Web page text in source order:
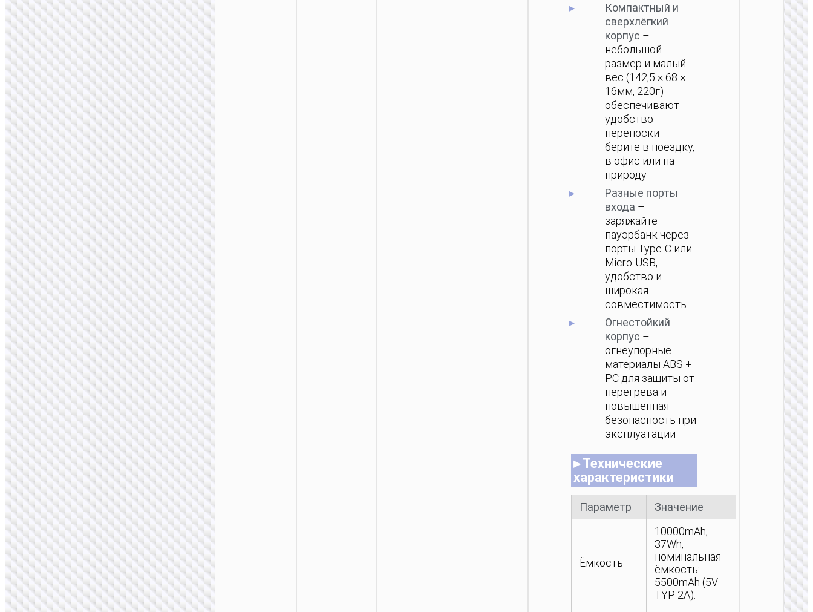
Компактный и
сверхлёгкий
корпус –
небольшой
размер и малый
вес (142,5 × 68 ×
16мм, 220г)
обеспечивают
удобство
переноски –
берите в поездку,
в офис или на
природу
Разные порты
входа –
заряжайте
пауэрбанк через
порты Type-C или
Micro-USB,
удобство и
широкая
совместимость..
Огнестойкий
корпус –
огнеупорные
материалы ABS +
PC для защиты от
перегрева и
повышенная
безопасность при
эксплуатации
▸ Технические
характеристики
Параметр Значение
Ёмкость
10000mAh,
37Wh,
номинальная
ёмкость:
5500mAh (5V
TYP 2A).